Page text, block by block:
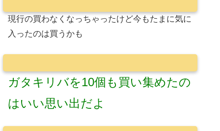
現行の買わなくなっちゃったけど今もたまに気に
入ったのは買うかも
ガタキリバを10個も買い集めたの
はいい思い出だよ